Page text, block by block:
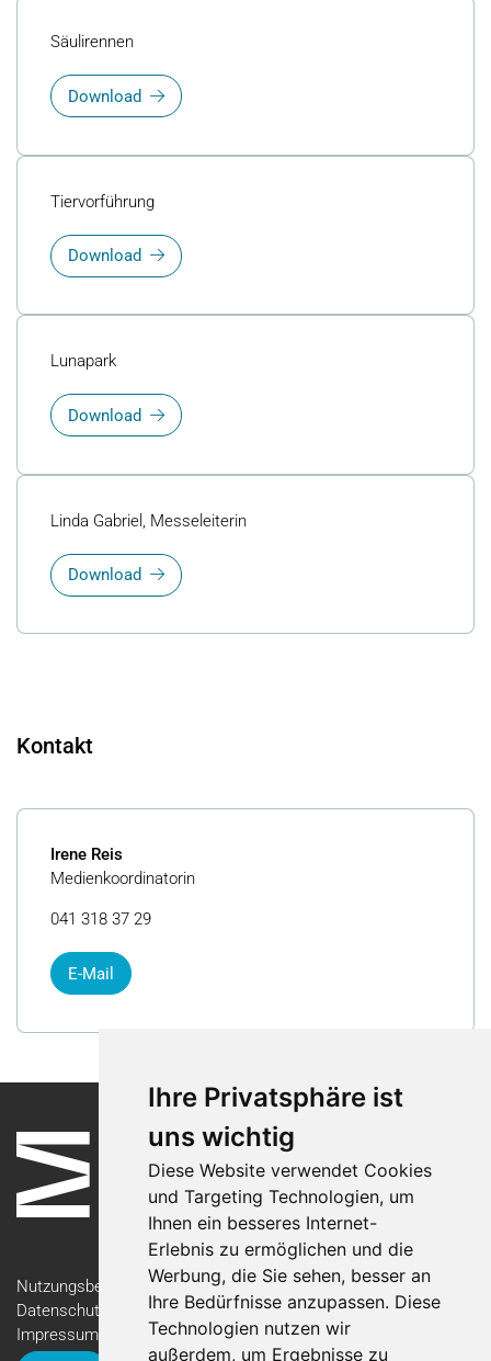
Ihre Privatsphäre ist
uns wichtig
Diese Website verwendet Cookies
und Targeting Technologien, um
Ihnen ein besseres Internet-
Erlebnis zu ermöglichen und die
Werbung, die Sie sehen, besser an
Ihre Bedürfnisse anzupassen. Diese
Technologien nutzen wir
außerdem, um Ergebnisse zu
Säulirennen
Download
Tiervorführung
Download
Lunapark
Download
Linda Gabriel, Messeleiterin
Download
Kontakt
Irene Reis
Medienkoordinatorin
041 318 37 29
E-Mail
Nutzungsbedingungen
Datenschutzerklärung
Impressum